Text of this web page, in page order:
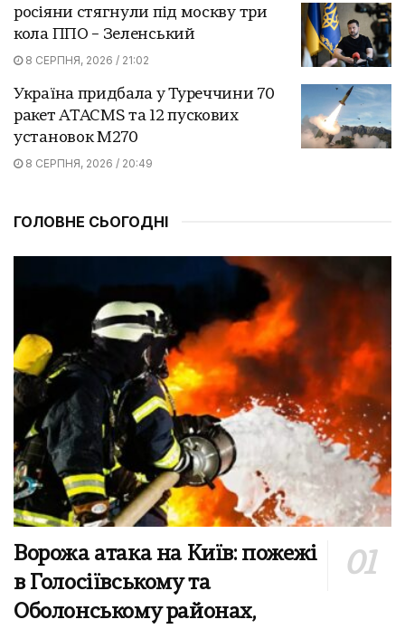
росіяни стягнули під москву три
кола ППО – Зеленський
8 СЕРПНЯ, 2026 / 21:02
Україна придбала у Туреччини 70
ракет ATACMS та 12 пускових
установок M270
8 СЕРПНЯ, 2026 / 20:49
ГОЛОВНЕ СЬОГОДНІ
Ворожа атака на Київ: пожежі
в Голосіївському та
Оболонському районах,